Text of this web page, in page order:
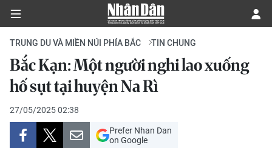
CHÍNH TRỊ
KINH TẾ
VĂN HÓA
TRUNG DU VÀ MIỀN NÚI PHÍA BẮC TIN CHUNG
Bắc Kạn: Một người nghi lao xuống
hố sụt tại huyện Na Rì
27/05/2025 02:38
Prefer Nhan Dan
on Google